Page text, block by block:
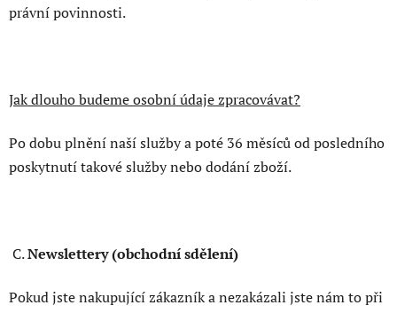
právní povinnosti.
Jak dlouho budeme osobní údaje zpracovávat?
Po dobu plnění naší služby a poté 36 měsíců od posledního
poskytnutí takové služby nebo dodání zboží.
C.Newslettery (obchodní sdělení)
Pokud jste nakupující zákazník a nezakázali jste nám to při